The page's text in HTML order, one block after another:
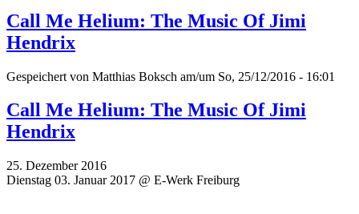
Call Me Helium: The Music Of Jimi
Hendrix
Gespeichert von Matthias Boksch am/um So, 25/12/2016 - 16:01
Call Me Helium: The Music Of Jimi
Hendrix
25. Dezember 2016
Dienstag 03. Januar 2017 @ E-Werk Freiburg